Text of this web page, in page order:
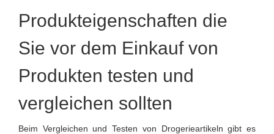
Produkteigenschaften die
Sie vor dem Einkauf von
Produkten testen und
vergleichen sollten
Beim Vergleichen und Testen von Drogerieartikeln gibt es